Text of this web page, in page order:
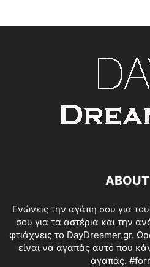
Ενώνεις την αγάπη σου για
σου για τα αστέρια και την
φτιάχνεις το DayDreamer.gr.
είναι να αγαπάς αυτό που
αγαπάς.